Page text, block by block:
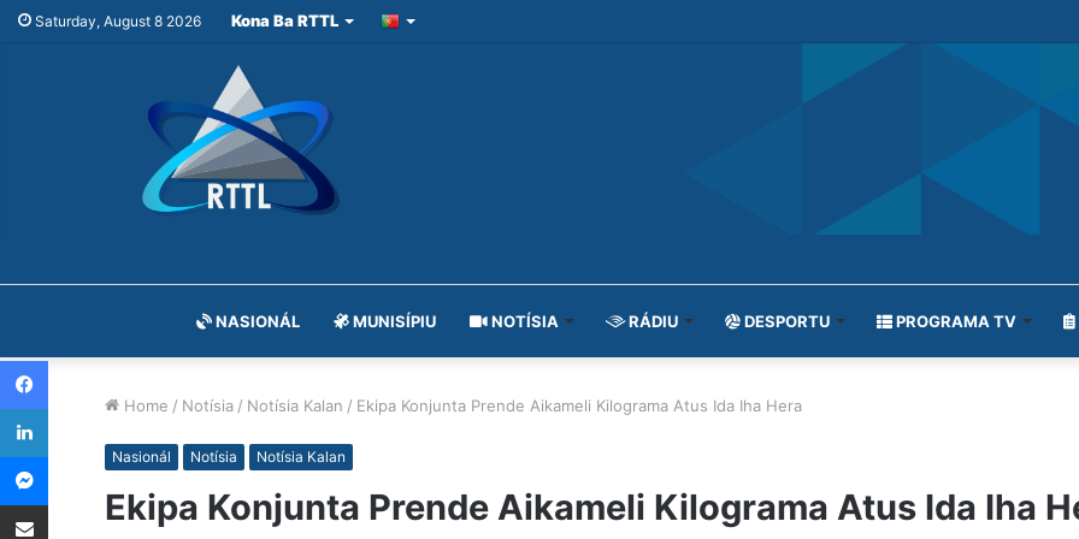
Saturday, August 8 2026 Kona Ba RTTL
NASIONÁL MUNISÍPIU NOTÍSIA RÁDIU DESPORTU PROGRAMA TV
Home / Notísia / Notísia Kalan / Ekipa Konjunta Prende Aikameli Kilograma Atus Ida Iha Hera
Nasionál Notísia Notísia Kalan
Ekipa Konjunta Prende Aikameli Kilograma Atus Ida Iha
Facebook
LinkedIn
Messenger